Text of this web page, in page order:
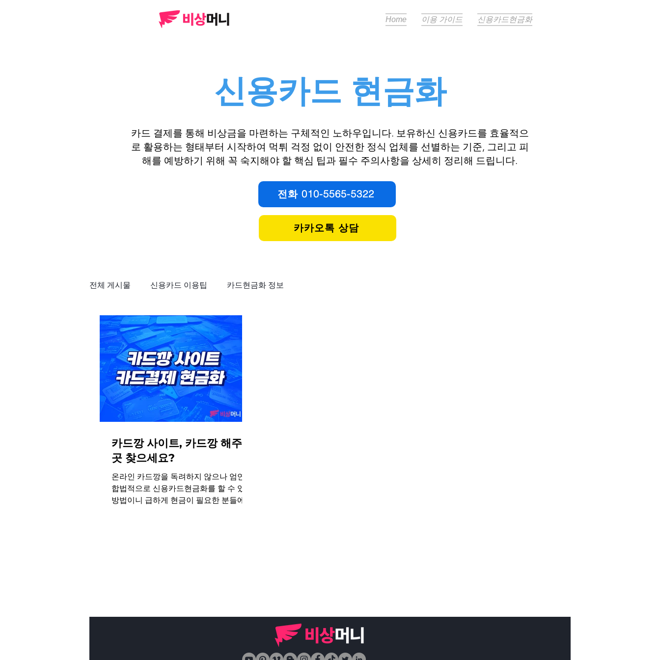
Home 이용 가이드 신용카드현금화
​신용카드 현금화
카드 결제를 통해 비상금을 마련하는 구체적인 노하우입니다. 보유하신 신용카드를 효율적으
로 활용하는 형태부터 시작하여 먹튀 걱정 없이 안전한 정식 업체를 선별하는 기준, 그리고 피
해를 예방하기 위해 꼭 숙지해야 할 핵심 팁과 필수 주의사항을 상세히 정리해 드립니다.
전화 010-5565-5322
카카오톡 상담
전체 게시물 신용카드 이용팁 카드현금화 정보
카드깡 사이트, 카드깡 해주는
곳 찾으세요?
온라인 카드깡을 독려하지 않으나 엄연히
합법적으로 신용카드현금화를 할 수 있는
방법이니 급하게 현금이 필요한 분들에게